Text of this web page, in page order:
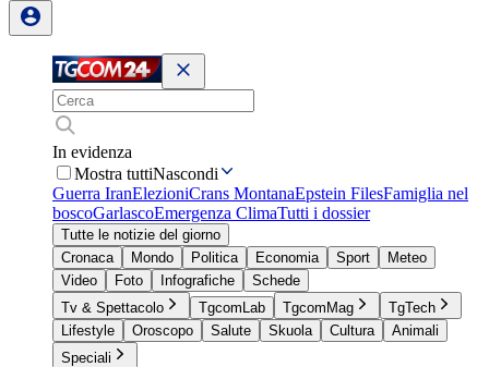
In evidenza
Mostra tuttiNascondi
Guerra IranElezioniCrans MontanaEpstein FilesFamiglia nel
boscoGarlascoEmergenza ClimaTutti i dossier
Tutte le notizie del giorno
Cronaca
Mondo Politica Economia Sport
Meteo
Video
Foto Infografiche
Schede
Tv & Spettacolo
TgcomLab TgcomMag
TgTech
Lifestyle
Oroscopo Salute Skuola Cultura
Animali
Speciali